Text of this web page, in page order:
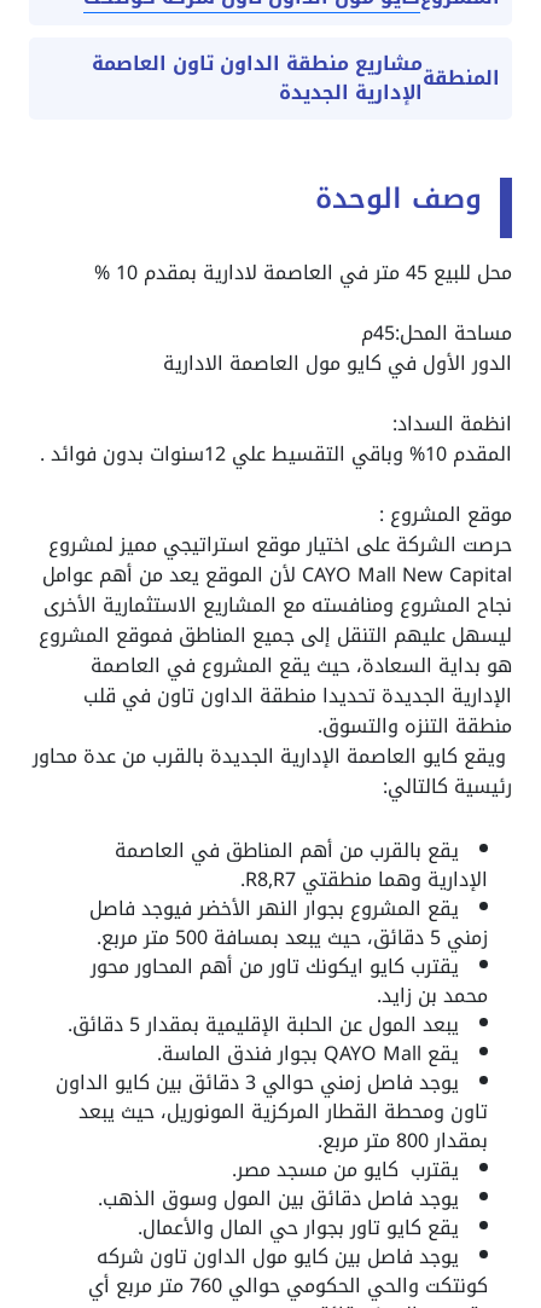
المنطقةمشاريع منطقة الداون تاون العاصمة
الإدارية الجديدة
وصف الوحدة
محل للبيع 45 متر في العاصمة لادارية بمقدم 10 %
مساحة المحل:45م
الدور الأول في كايو مول العاصمة الادارية
انظمة السداد:
المقدم 10% وباقي التقسيط علي 12سنوات بدون فوائد .
موقع المشروع :
حرصت الشركة على اختيار موقع استراتيجي مميز لمشروع
CAYO Mall New Capital لأن الموقع يعد من أهم عوامل
نجاح المشروع ومنافسته مع المشاريع الاستثمارية الأخرى
ليسهل عليهم التنقل إلى جميع المناطق فموقع المشروع
هو بداية السعادة، حيث يقع المشروع في العاصمة
الإدارية الجديدة تحديدا منطقة الداون تاون في قلب
منطقة التنزه والتسوق.
ويقع كايو العاصمة الإدارية الجديدة بالقرب من عدة محاور
رئيسية كالتالي:
يقع بالقرب من أهم المناطق في العاصمة
الإدارية وهما منطقتي R8,R7.
يقع المشروع بجوار النهر الأخضر فيوجد فاصل
زمني 5 دقائق، حيث يبعد بمسافة 500 متر مربع.
يقترب كايو ايكونك تاور من أهم المحاور محور
محمد بن زايد.
يبعد المول عن الحلبة الإقليمية بمقدار 5 دقائق.
يقع QAYO Mall بجوار فندق الماسة.
يوجد فاصل زمني حوالي 3 دقائق بين كايو الداون
تاون ومحطة القطار المركزية المونوريل، حيث يبعد
بمقدار 800 متر مربع.
يقترب كايو من مسجد مصر.
يوجد فاصل دقائق بين المول وسوق الذهب.
يقع كايو تاور بجوار حي المال والأعمال.
يوجد فاصل بين كايو مول الداون تاون شركه
كونتكت والحي الحكومي حوالي 760 متر مربع أي